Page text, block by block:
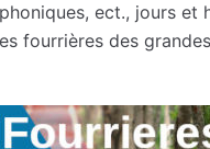
ect., jours et
fourrières des